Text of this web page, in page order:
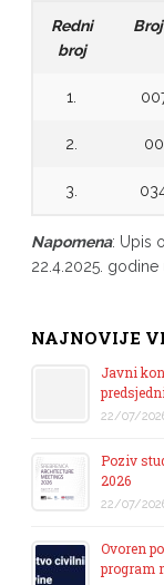
Redni
broj
1.
2.
3.
Napomena: Upis
22.4.2025. godine
NAJNOVIJE
Javni
22/07/
Poziv
2026
22/07/
Ovoren
program